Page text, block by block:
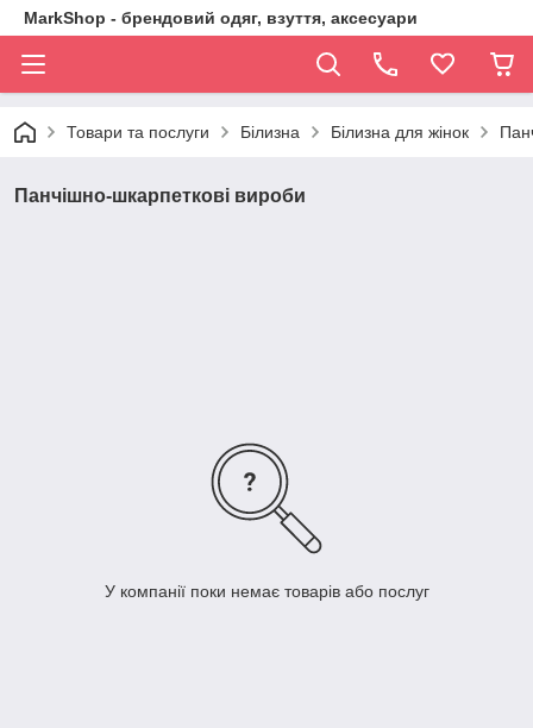
MarkShop - брендовий одяг, взуття, аксесуари
Товари та послуги Білизна Білизна для жінок
Панчішно-шкарпеткові вироби
У компанії поки немає товарів або послуг